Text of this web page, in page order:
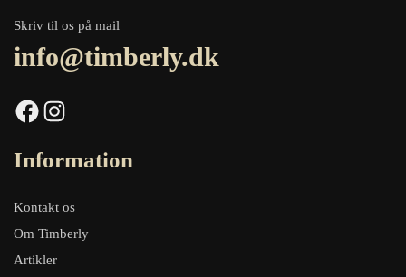
Skriv til os på mail
info@timberly.dk
Facebook Instagram
Information
Kontakt os
Om Timberly
Artikler